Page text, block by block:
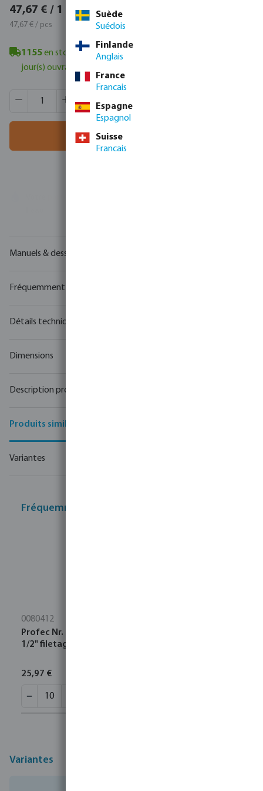
47,67 € / 1 pcs
47,67 € / pcs 57,68 € / pcs
1155en stock à Veghel, NL
jour(s) ouvrable(s)
Quantité de produit : Entrez la quantité souhaitée ou
MSQ:
Ajouter au panier
Manuels & dessins
Fréquemment achetés ensemble
Détails techniques
Dimensions
Description produit
Produits similaires
Variantes
Fréquemment achetés ensemble
0080412
Profec Nr. 23 Raccord de tuyau acier inoxydable 316
1/2" filetage mâle 16bar 80 mm
25,97 €
Variantes
Suède
Suédois
Finlande
Anglais
France
Francais
Espagne
Espagnol
Suisse
Francais